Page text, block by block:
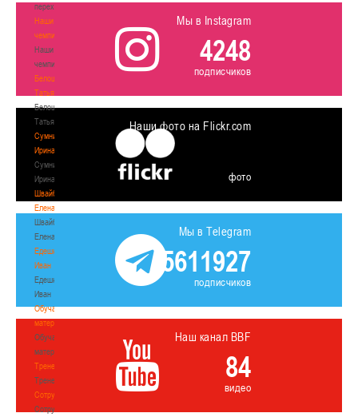
переходах
Наши
чемпионы
Наши
чемпионы
Белошапко
Татьяна
Белошапко
Татьяна
Сумникова
Ирина
Сумникова
Ирина
Швайбович
Елена
Швайбович
Елена
Едешко
Иван
Едешко
Иван
Обучающие
материалы
Обучающие
материалы
Тренерам
Тренерам
Сотрудничество
Сотрудничество
Мы в Instagram
4248
подписчиков
Наши фото на Flickr.com
фото
Мы в Telegram
5611927
подписчиков
Наш канал BBF
84
видео